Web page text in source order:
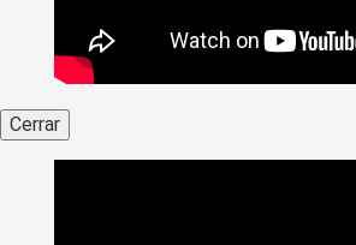
Cerrar